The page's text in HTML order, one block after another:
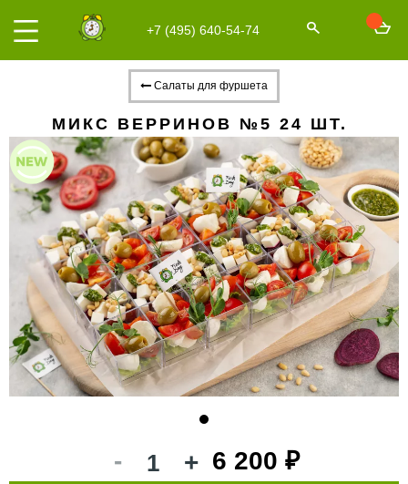
+7 (495) 640-54-74
Салаты для фуршета
МИКС ВЕРРИНОВ №5 24 ШТ.
- + 6 200 ₽